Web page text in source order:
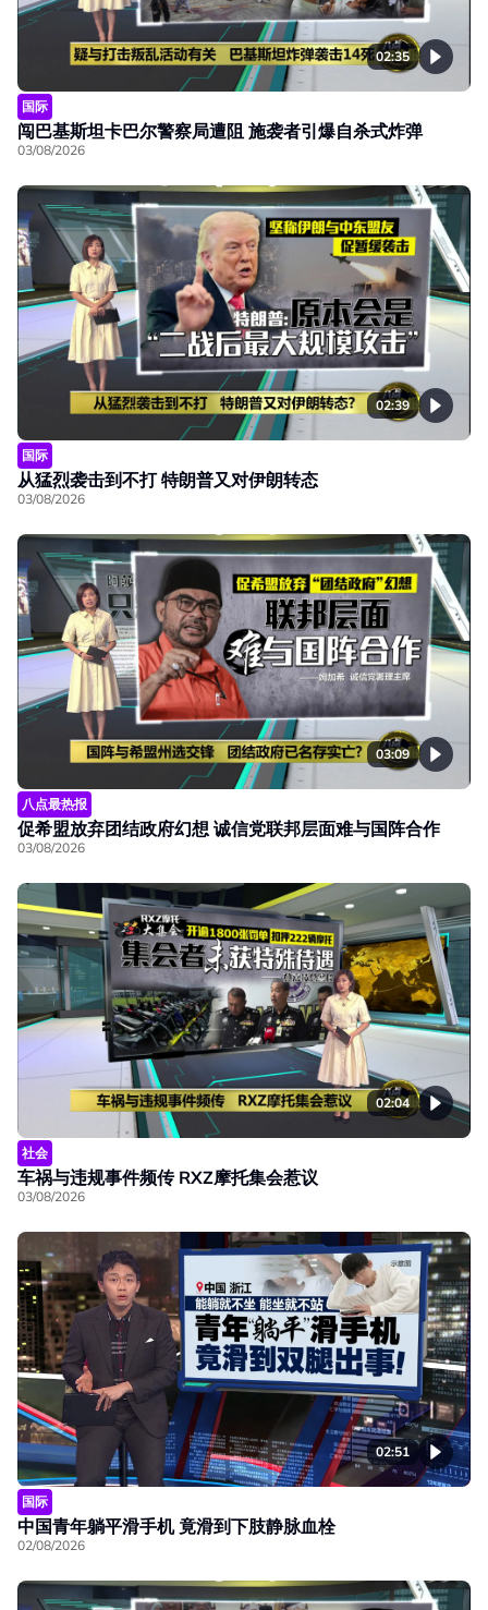
02:35
国际
闯巴基斯坦卡巴尔警察局遭阻 施袭者引爆自杀式炸弹
03/08/2026
02:39
国际
从猛烈袭击到不打 特朗普又对伊朗转态
03/08/2026
03:09
八点最热报
促希盟放弃团结政府幻想 诚信党联邦层面难与国阵合作
03/08/2026
02:04
社会
车祸与违规事件频传 RXZ摩托集会惹议
03/08/2026
02:51
国际
中国青年躺平滑手机 竟滑到下肢静脉血栓
02/08/2026